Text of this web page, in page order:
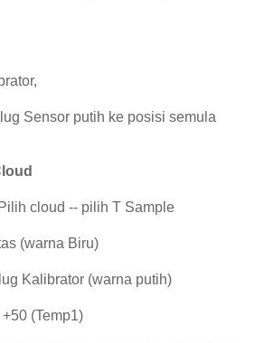
Sensor putih ke posisi semula
cloud -- pilih T Sample
(warna Biru)
Kalibrator (warna putih)
(Temp1)